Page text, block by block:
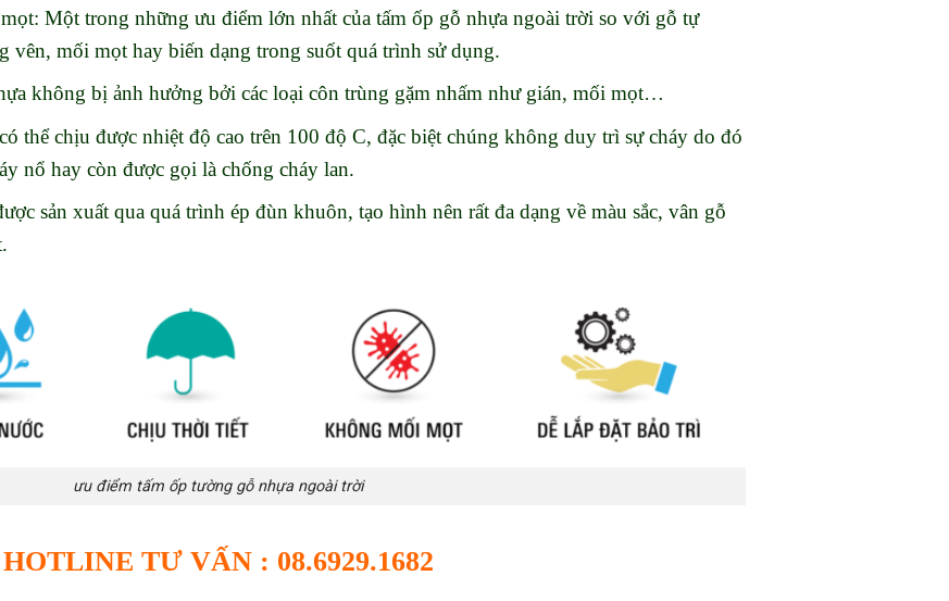
Một trong những ưu điểm lớn nhất của tấm ốp gỗ nhựa ngoài trời so với gỗ tự
vên, mối mọt hay biến dạng trong suốt quá trình sử dụng.
không bị ảnh hưởng bởi các loại côn trùng gặm nhấm như gián, mối mọt…
thể chịu được nhiệt độ cao trên 100 độ C, đặc biệt chúng không duy trì sự cháy do đó
nổ hay còn được gọi là chống cháy lan.
sản xuất qua quá trình ép đùn khuôn, tạo hình nên rất đa dạng về màu sắc, vân gỗ
ưu điểm tấm ốp tường gỗ nhựa ngoài trời
HOTLINE TƯ VẤN : 08.6929.1682